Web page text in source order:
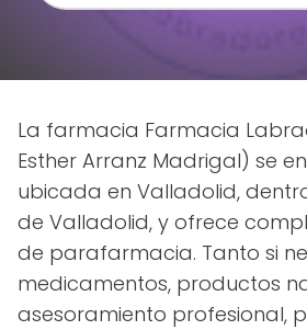
La farmacia Farmacia
Esther Arranz Madrigal) se
ubicada en Valladolid,
de Valladolid, y ofrece
de parafarmacia. Tanto si
medicamentos, productos
asesoramiento profesional,